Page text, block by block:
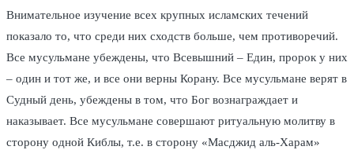
Внимательное изучение всех крупных исламских течений
показало то, что среди них сходств больше, чем противоречий.
Все мусульмане убеждены, что Всевышний – Един, пророк у них
– один и тот же, и все они верны Корану. Все мусульмане верят в
Судный день, убеждены в том, что Бог вознаграждает и
наказывает. Все мусульмане совершают ритуальную молитву в
сторону одной Киблы, т.е. в сторону «Масджид аль-Харам»